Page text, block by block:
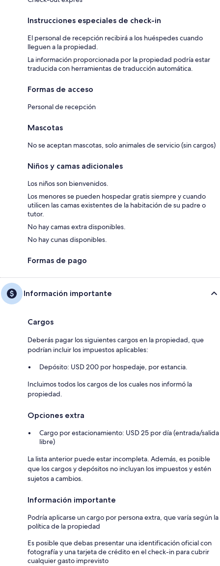
Instrucciones especiales de check-in
El personal de recepción recibirá a los huéspedes cuando
lleguen a la propiedad.
La información proporcionada por la propiedad podría estar
traducida con herramientas de traducción automática.
Formas de acceso
Personal de recepción
Mascotas
No se aceptan mascotas, solo animales de servicio (sin cargos)
Niños y camas adicionales
Los niños son bienvenidos.
Los menores se pueden hospedar gratis siempre y cuando
utilicen las camas existentes de la habitación de su padre o
tutor.
No hay camas extra disponibles.
No hay cunas disponibles.
Formas de pago
Información importante
Cargos
Deberás pagar los siguientes cargos en la propiedad, que
podrían incluir los impuestos aplicables:
Depósito: USD 200 por hospedaje, por estancia.
Incluimos todos los cargos de los cuales nos informó la
propiedad.
Opciones extra
Cargo por estacionamiento: USD 25 por día (entrada/salida
libre)
La lista anterior puede estar incompleta. Además, es posible
que los cargos y depósitos no incluyan los impuestos y estén
sujetos a cambios.
Información importante
Podría aplicarse un cargo por persona extra, que varía según la
política de la propiedad
Es posible que debas presentar una identificación oficial con
fotografía y una tarjeta de crédito en el check-in para cubrir
cualquier gasto imprevisto